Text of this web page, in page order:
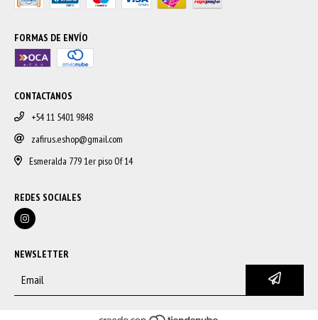
FORMAS DE ENVÍO
CONTACTANOS
+54 11 5401 9848
zafirus.eshop@gmail.com
Esmeralda 779 1er piso Of 14
REDES SOCIALES
NEWSLETTER